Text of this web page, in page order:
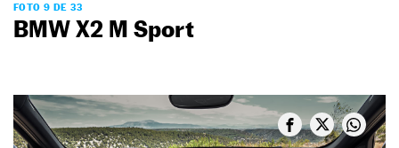
FOTO 9 DE 33
BMW X2 M Sport